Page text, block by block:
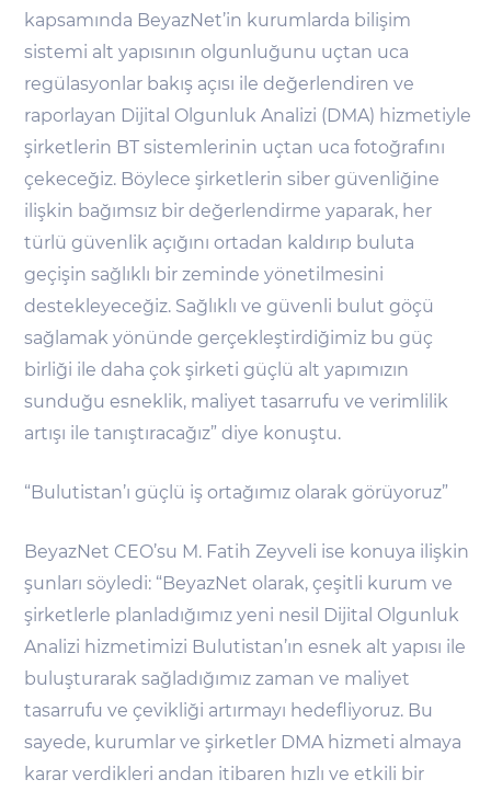
kapsamında BeyazNet’in kurumlarda bilişim
sistemi alt yapısının olgunluğunu uçtan uca
regülasyonlar bakış açısı ile değerlendiren ve
raporlayan Dijital Olgunluk Analizi (DMA) hizmetiyle
şirketlerin BT sistemlerinin uçtan uca fotoğrafını
çekeceğiz. Böylece şirketlerin siber güvenliğine
ilişkin bağımsız bir değerlendirme yaparak, her
türlü güvenlik açığını ortadan kaldırıp buluta
geçişin sağlıklı bir zeminde yönetilmesini
destekleyeceğiz. Sağlıklı ve güvenli bulut göçü
sağlamak yönünde gerçekleştirdiğimiz bu güç
birliği ile daha çok şirketi güçlü alt yapımızın
sunduğu esneklik, maliyet tasarrufu ve verimlilik
artışı ile tanıştıracağız” diye konuştu.
“Bulutistan’ı güçlü iş ortağımız olarak görüyoruz”
BeyazNet CEO’su M. Fatih Zeyveli ise konuya ilişkin
şunları söyledi: “BeyazNet olarak, çeşitli kurum ve
şirketlerle planladığımız yeni nesil Dijital Olgunluk
Analizi hizmetimizi Bulutistan’ın esnek alt yapısı ile
buluşturarak sağladığımız zaman ve maliyet
tasarrufu ve çevikliği artırmayı hedefliyoruz. Bu
sayede, kurumlar ve şirketler DMA hizmeti almaya
karar verdikleri andan itibaren hızlı ve etkili bir